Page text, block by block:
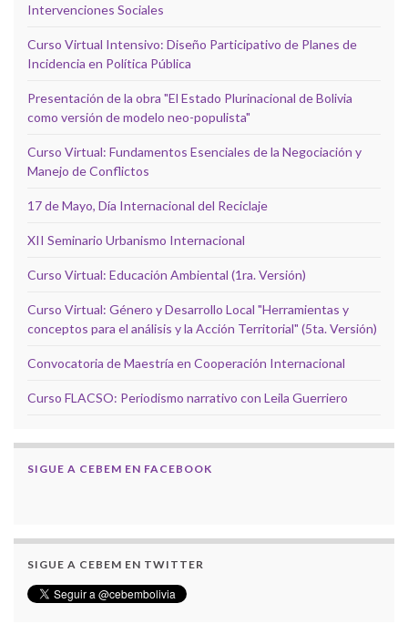
Intervenciones Sociales
Curso Virtual Intensivo: Diseño Participativo de Planes de
Incidencia en Política Pública
Presentación de la obra "El Estado Plurinacional de Bolivia
como versión de modelo neo-populista"
Curso Virtual: Fundamentos Esenciales de la Negociación y
Manejo de Conflictos
17 de Mayo, Día Internacional del Reciclaje
XII Seminario Urbanismo Internacional
Curso Virtual: Educación Ambiental (1ra. Versión)
Curso Virtual: Género y Desarrollo Local "Herramientas y
conceptos para el análisis y la Acción Territorial" (5ta. Versión)
Convocatoria de Maestría en Cooperación Internacional
Curso FLACSO: Periodismo narrativo con Leila Guerriero
SIGUE A CEBEM EN FACEBOOK
SIGUE A CEBEM EN TWITTER